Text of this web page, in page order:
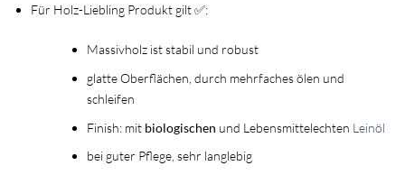
Für Holz-Liebling Produkt gilt ✅:
Massivholz ist stabil und robust
glatte Oberflächen, durch mehrfaches ölen und
schleifen
Finish: mit biologischen und Lebensmittelechten Leinöl
bei guter Pflege, sehr langlebig